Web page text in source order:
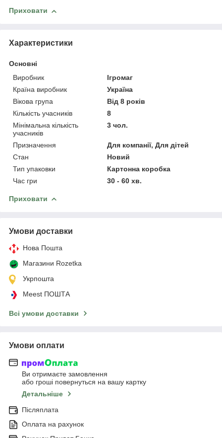
Приховати
Характеристики
Основні
Виробник
Ігромаг
Країна виробник
Україна
Вікова група
Від 8 років
Кількість учасників
8
Мінімальна кількість
учасників
3 чол.
Призначення
Для компанії, Для дітей
Стан
Новий
Тип упаковки
Картонна коробка
Час гри
30 - 60 хв.
Приховати
Умови доставки
Нова Пошта
Магазини Rozetka
Укрпошта
Meest ПОШТА
Всі умови доставки
Умови оплати
Ви отримаєте замовлення
або гроші повернуться на вашу картку
Детальніше
Післяплата
Оплата на рахунок